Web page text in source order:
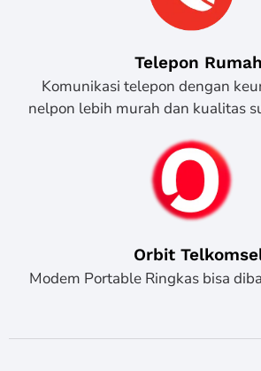
Telepon Rumah
Komunikasi telepon dengan
nelpon lebih murah dan kualitas
Orbit
Modem Portable Ringkas bisa